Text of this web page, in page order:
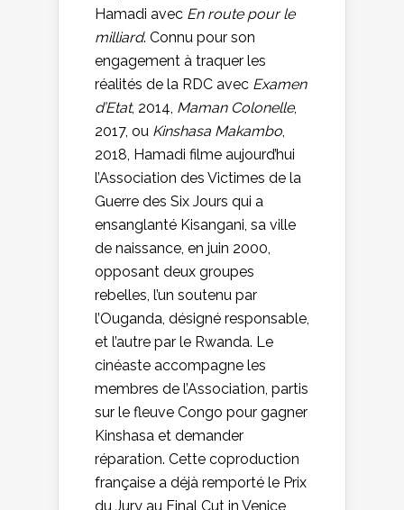
Hamadi avec En route pour le
milliard. Connu pour son
engagement à traquer les
réalités de la RDC avec Examen
d’Etat, 2014, Maman Colonelle,
2017, ou Kinshasa Makambo,
2018, Hamadi filme aujourd’hui
l’Association des Victimes de la
Guerre des Six Jours qui a
ensanglanté Kisangani, sa ville
de naissance, en juin 2000,
opposant deux groupes
rebelles, l’un soutenu par
l’Ouganda, désigné responsable,
et l’autre par le Rwanda. Le
cinéaste accompagne les
membres de l’Association, partis
sur le fleuve Congo pour gagner
Kinshasa et demander
réparation. Cette coproduction
française a déjà remporté le Prix
du Jury au Final Cut in Venice,